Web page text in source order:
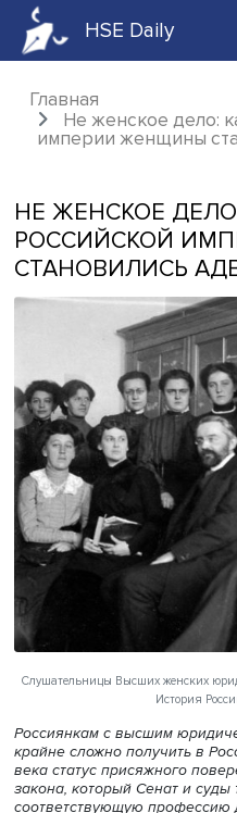
HSE Daily
Главная
Не женское
НЕ ЖЕНСКОЕ
РОССИЙСКОЙ
СТАНОВИЛИСЬ
Слушательницы Высших
История